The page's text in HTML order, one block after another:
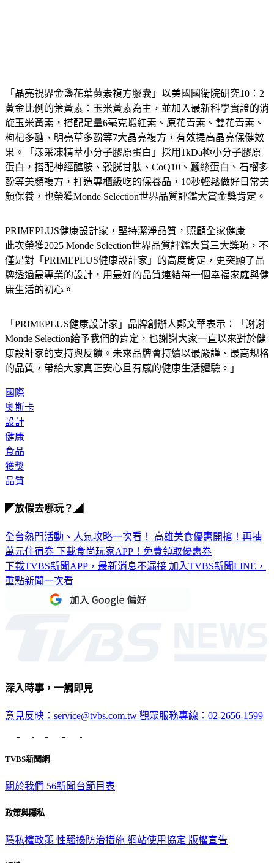
「晶亮視界金盞花葉黃素複方膠囊」以美國國衛院研究10：2
黃金比例的葉黃素：玉米黃素為主，並加入最新科學實證的消
旋玉米黃素，搭配足量6毫克蝦紅素、原花青素、雙花青素、
枸杞多醣、明亮草多酚等7大晶亮複方，有效提高晶亮保健效
果。「漾采凍精萃小分子膠原蛋白」採用1kDa極小分子膠原
蛋白，搭配神經醯胺、穀胱甘肽、CoQ10、蠶絲蛋白、石榴多
酚等美顏複方，打造專櫃級吃的保養品，10秒輕鬆做好日常美
顏保養，也榮獲Monde Selection世界品質評鑑大賞金獎肯定。
PRIMEPLUS健康設計家，堅持潔淨品質，照顧全家健康
此次榮獲2025 Monde Selection世界品質評鑑大賞三大獎項，不
僅是對「PRIMEPLUS健康設計家」的高度肯定，更突顯了品
牌透過最專業的設計，用最好的品質連結每一個幸福家庭與健
康生活的初心。
「PRIMEPLUS健康設計家」品牌創辦人鄭文華表示：「謝謝
Monde Selection給予我們的肯定，也謝謝大家一直以來對於健
康設計家的支持與反饋。未來品牌會持續以最嚴謹、最高規格
的品質，帶給大家真正安心且有感的健康生活體驗。」
國際
奧斯卡
設計
健康
食品
獲獎
品質
◤放假去哪玩？◢
全台熱門活動、人氣攻略一次看！ 高雄美食優惠開搶！再抽
萬元住宿券 下載食尚玩家APP！免費領取優惠券
下載TVBS新聞APP，最新消息不漏接 加入TVBS新聞LINE，
重點新聞一次看
深入時事，一觸即見
意見反映：service@tvbs.com.tw 觀眾服務專線：02-2656-1599
TVBS新聞網
關於我們 56新聞台節目表
政策與隱私
隱私權政策 性騷擾防治措施 網站使用協定 版權宣告